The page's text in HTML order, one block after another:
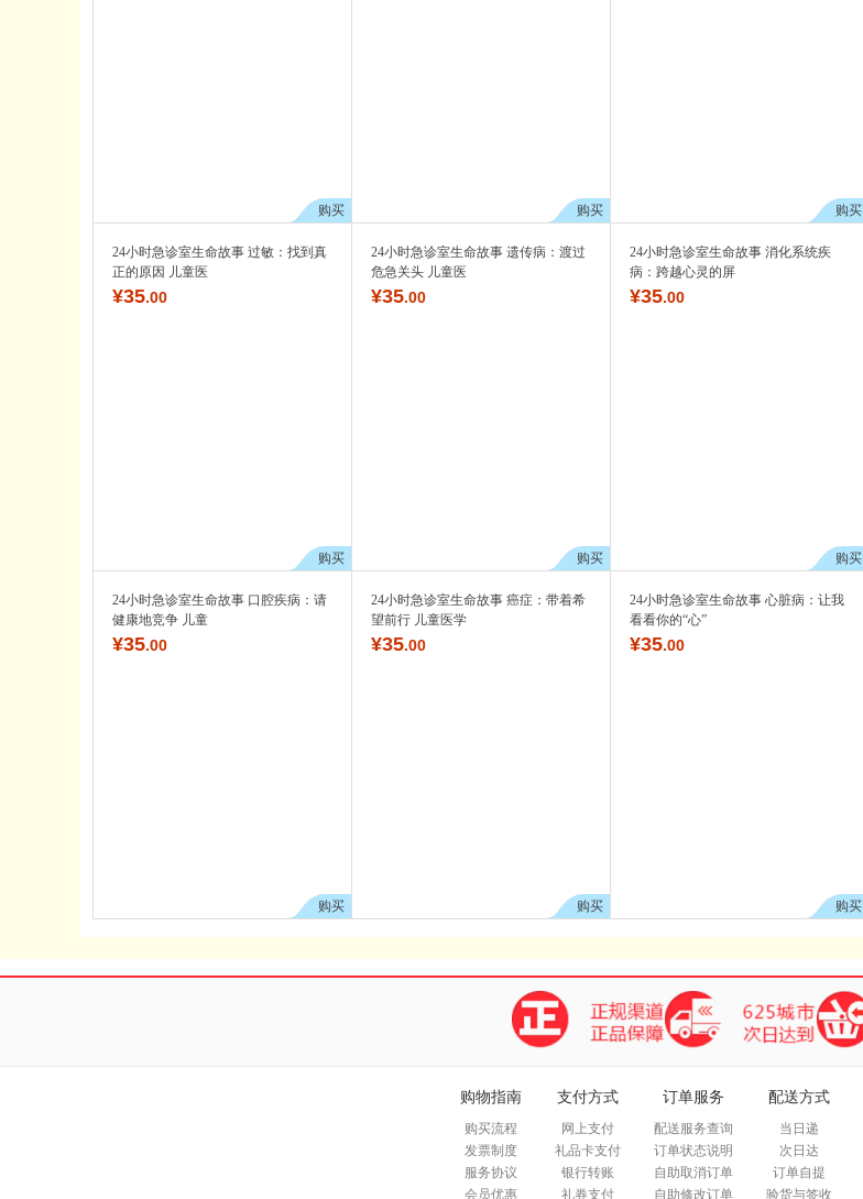
购买 购买 购买
24小时急诊室生命故事 过敏：找到真
正的原因 儿童医
¥35.00
购买
24小时急诊室生命故事 遗传病：渡过
危急关头 儿童医
¥35.00
购买
24小时急诊室生命故事 消化系统疾
病：跨越心灵的屏
¥35.00
购买
24小时急诊室生命故事 口腔疾病：请
健康地竞争 儿童
¥35.00
购买
24小时急诊室生命故事 癌症：带着希
望前行 儿童医学
¥35.00
购买
24小时急诊室生命故事 心脏病：让我
看看你的“心”
¥35.00
购买
购物指南
购买流程
发票制度
服务协议
会员优惠
支付方式
网上支付
礼品卡支付
银行转账
礼券支付
订单服务
配送服务查询
订单状态说明
自助取消订单
自助修改订单
配送方式
当日递
次日达
订单自提
验货与签收